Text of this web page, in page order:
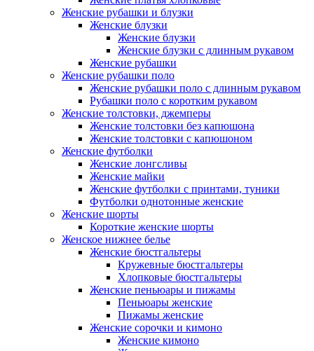
Женские рубашки и блузки
Женские блузки
Женские блузки
Женские блузки с длинным рукавом
Женские рубашки
Женские рубашки поло
Женские рубашки поло с длинным рукавом
Рубашки поло с коротким рукавом
Женские толстовки, джемперы
Женские толстовки без капюшона
Женские толстовки с капюшоном
Женские футболки
Женские лонгсливы
Женские майки
Женские футболки с принтами, туники
Футболки однотонные женские
Женские шорты
Короткие женские шорты
Женское нижнее белье
Женские бюстгальтеры
Кружевные бюстгальтеры
Хлопковые бюстгальтеры
Женские пеньюары и пижамы
Пеньюары женские
Пижамы женские
Женские сорочки и кимоно
Женские кимоно